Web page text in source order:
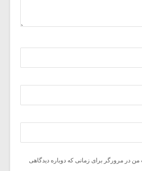
من در مرورگر برای زمانی که دوباره دیدگاهی